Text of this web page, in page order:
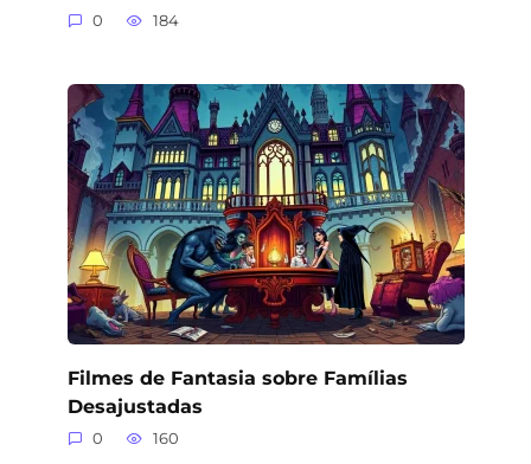
0 184
Filmes de Fantasia sobre Famílias
Desajustadas
0 160